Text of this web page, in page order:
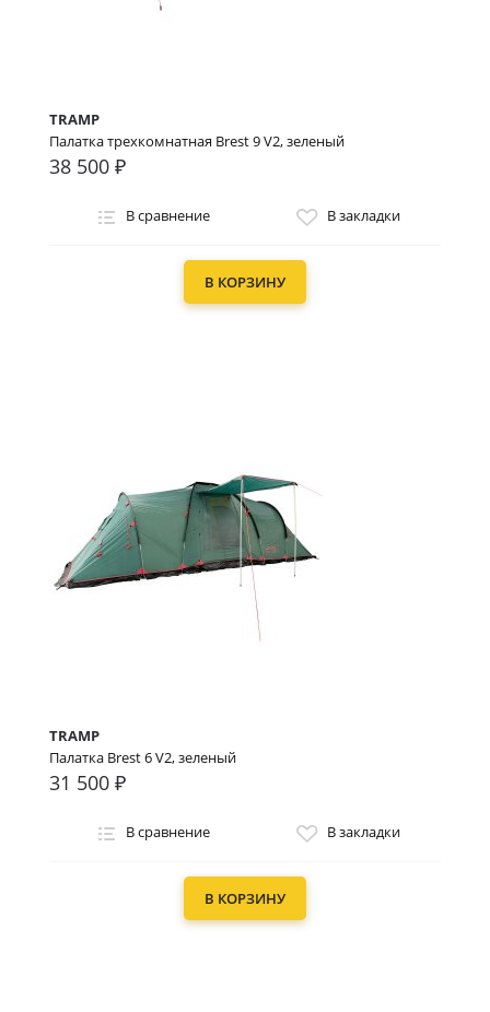
TRAMP
Палатка трехкомнатная Brest 9 V2, зеленый
38 500 ₽
В сравнение В закладки
В КОРЗИНУ
TRAMP
Палатка Brest 6 V2, зеленый
31 500 ₽
В сравнение В закладки
В КОРЗИНУ